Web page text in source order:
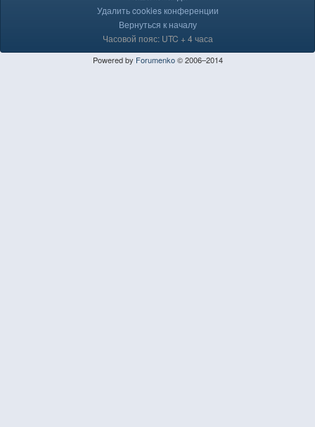
Удалить cookies конференции
Вернуться к началу
Часовой пояс: UTC + 4 часа
Powered by Forumenko© 2006–2014